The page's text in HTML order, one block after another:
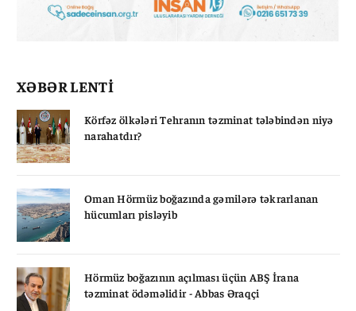
XƏBƏR LENTİ
Körfəz ölkələri Tehranın təzminat tələbindən niyə
narahatdır?
Oman Hörmüz boğazında gəmilərə təkrarlanan
hücumları pisləyib
Hörmüz boğazının açılması üçün ABŞ İrana
təzminat ödəməlidir - Abbas Əraqçi